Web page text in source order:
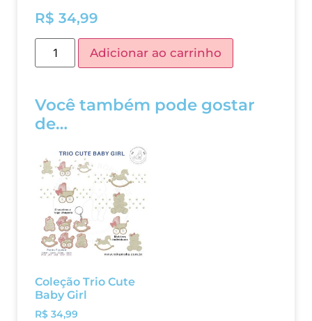
R$ 34,99
Adicionar ao carrinho
Você também pode gostar
de…
Coleção Trio Cute
Baby Girl
R$ 34,99